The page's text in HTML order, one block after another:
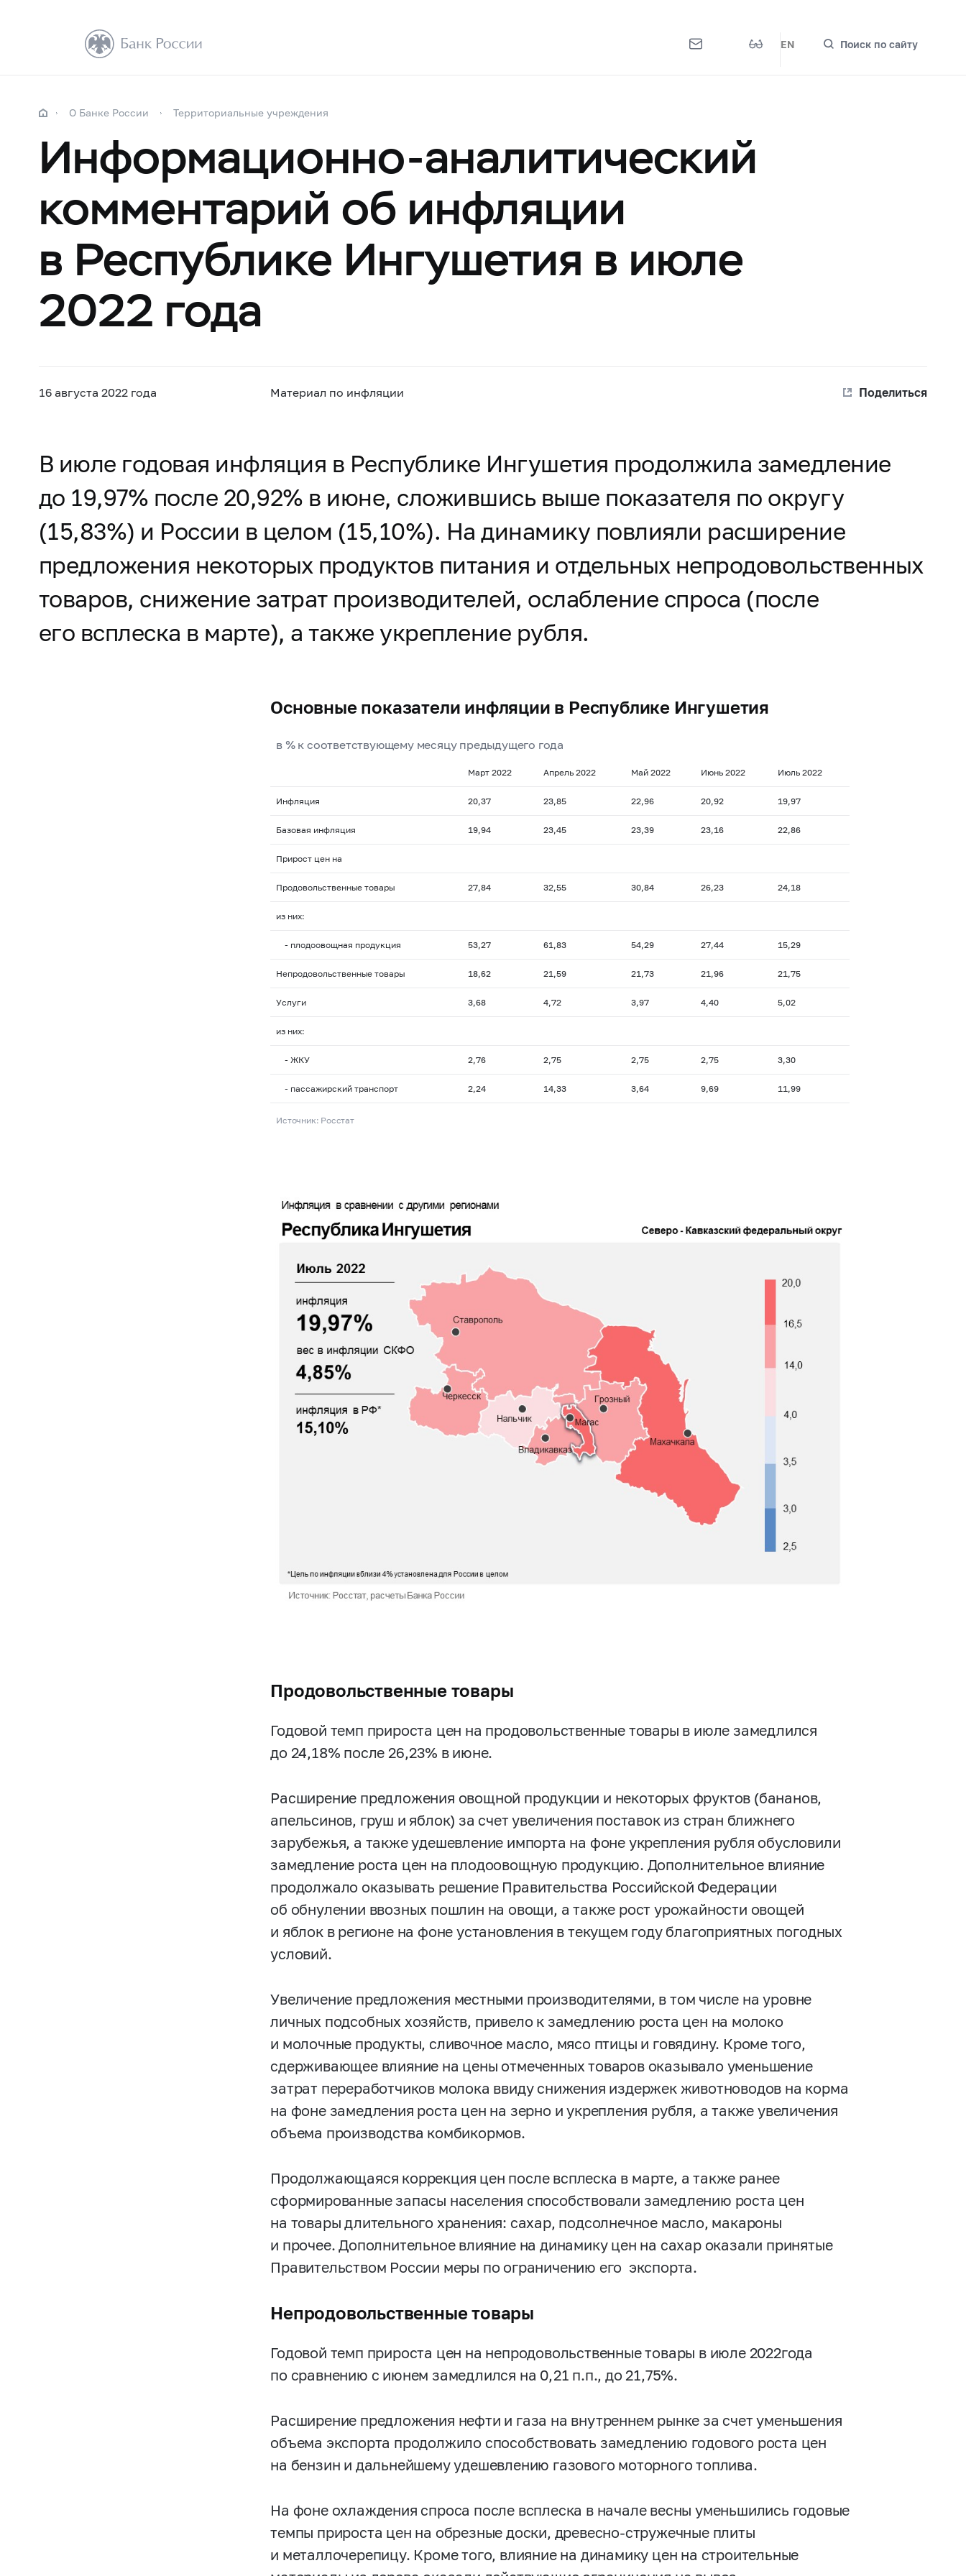
EN Поиск по сайту
О Банке России Территориальные учреждения
Информационно-аналитический
комментарий об инфляции
в Республике Ингушетия в июле
2022 года
16 августа 2022 года Материал по инфляции Поделиться
В июле годовая инфляция в Республике Ингушетия продолжила замедление
до 19,97% после 20,92% в июне, сложившись выше показателя по округу
(15,83%) и России в целом (15,10%). На динамику повлияли расширение
предложения некоторых продуктов питания и отдельных непродовольственных
товаров, снижение затрат производителей, ослабление спроса (после
его всплеска в марте), а также укрепление рубля.
Основные показатели инфляции в Республике Ингушетия
в % к соответствующему месяцу предыдущего года
Март 2022 Апрель 2022 Май 2022 Июнь 2022 Июль 2022
Инфляция 20,37 23,85 22,96 20,92 19,97
Базовая инфляция 19,94 23,45 23,39 23,16 22,86
Прирост цен на
Продовольственные товары 27,84 32,55 30,84 26,23 24,18
из них:
- плодоовощная продукция 53,27 61,83 54,29 27,44 15,29
Непродовольственные товары 18,62 21,59 21,73 21,96 21,75
Услуги 3,68 4,72 3,97 4,40 5,02
из них:
- ЖКУ 2,76 2,75 2,75 2,75 3,30
- пассажирский транспорт 2,24 14,33 3,64 9,69 11,99
Источник: Росстат
Продовольственные товары
Годовой темп прироста цен на продовольственные товары в июле замедлился
до 24,18% после 26,23% в июне.
Расширение предложения овощной продукции и некоторых фруктов (бананов,
апельсинов, груш и яблок) за счет увеличения поставок из стран ближнего
зарубежья, а также удешевление импорта на фоне укрепления рубля обусловили
замедление роста цен на плодоовощную продукцию. Дополнительное влияние
продолжало оказывать решение Правительства Российской Федерации
об обнулении ввозных пошлин на овощи, а также рост урожайности овощей
и яблок в регионе на фоне установления в текущем году благоприятных погодных
условий.
Увеличение предложения местными производителями, в том числе на уровне
личных подсобных хозяйств, привело к замедлению роста цен на молоко
и молочные продукты, сливочное масло, мясо птицы и говядину. Кроме того,
сдерживающее влияние на цены отмеченных товаров оказывало уменьшение
затрат переработчиков молока ввиду снижения издержек животноводов на корма
на фоне замедления роста цен на зерно и укрепления рубля, а также увеличения
объема производства комбикормов.
Продолжающаяся коррекция цен после всплеска в марте, а также ранее
сформированные запасы населения способствовали замедлению роста цен
на товары длительного хранения: сахар, подсолнечное масло, макароны
и прочее. Дополнительное влияние на динамику цен на сахар оказали принятые
Правительством России меры по ограничению его экспорта.
Непродовольственные товары
Годовой темп прироста цен на непродовольственные товары в июле 2022года
по сравнению с июнем замедлился на 0,21 п.п., до 21,75%.
Расширение предложения нефти и газа на внутреннем рынке за счет уменьшения
объема экспорта продолжило способствовать замедлению годового роста цен
на бензин и дальнейшему удешевлению газового моторного топлива.
На фоне охлаждения спроса после всплеска в начале весны уменьшились годовые
темпы прироста цен на обрезные доски, древесно-стружечные плиты
и металлочерепицу. Кроме того, влияние на динамику цен на строительные